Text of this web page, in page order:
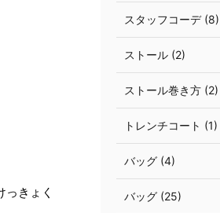
きょく
スタッフコーデ (8)
ストール (2)
ストール巻き方 (2)
トレンチコート (1)
バッグ (4)
バッグ (25)